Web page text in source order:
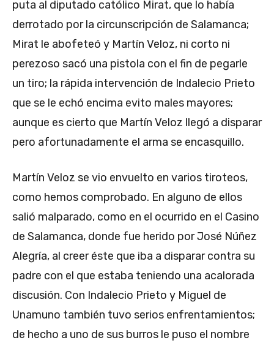
puta al diputado católico Mirat, que lo había
derrotado por la circunscripción de Salamanca;
Mirat le abofeteó y Martín Veloz, ni corto ni
perezoso sacó una pistola con el fin de pegarle
un tiro; la rápida intervención de Indalecio Prieto
que se le echó encima evito males mayores;
aunque es cierto que Martín Veloz llegó a disparar
pero afortunadamente el arma se encasquillo.
Martín Veloz se vio envuelto en varios tiroteos,
como hemos comprobado. En alguno de ellos
salió malparado, como en el ocurrido en el Casino
de Salamanca, donde fue herido por José Núñez
Alegría, al creer éste que iba a disparar contra su
padre con el que estaba teniendo una acalorada
discusión. Con Indalecio Prieto y Miguel de
Unamuno también tuvo serios enfrentamientos;
de hecho a uno de sus burros le puso el nombre